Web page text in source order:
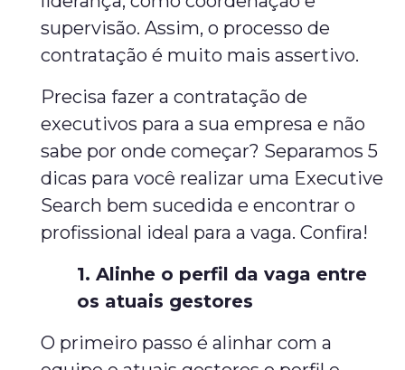
supervisão. Assim, o processo de
contratação é muito mais assertivo.
Precisa fazer a contratação de
executivos para a sua empresa e não
sabe por onde começar? Separamos 5
dicas para você realizar uma Executive
Search bem sucedida e encontrar o
profissional ideal para a vaga. Confira!
1. Alinhe o perfil da vaga entre
os atuais gestores
O primeiro passo é alinhar com a